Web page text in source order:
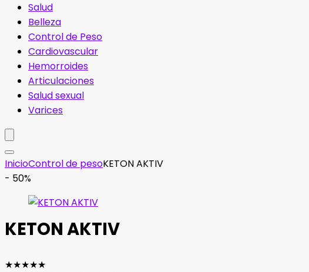
Salud
Belleza
Control de Peso
Cardiovascular
Hemorroides
Articulaciones
Salud sexual
Varices
InicioControl de pesoKETON AKTIV
- 50%
KETON AKTIV
★★★★★